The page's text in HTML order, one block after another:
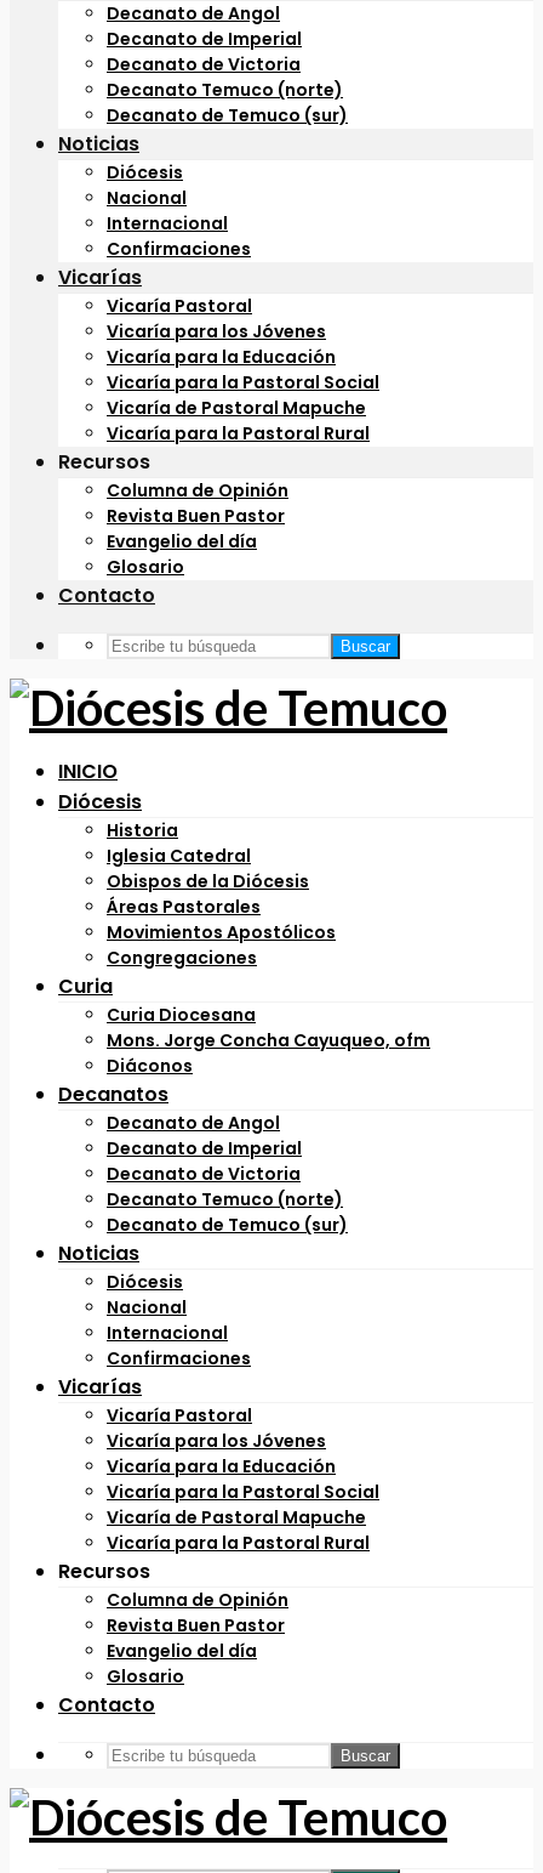
Decanato de Angol
Decanato de Imperial
Decanato de Victoria
Decanato Temuco (norte)
Decanato de Temuco (sur)
Noticias
Diócesis
Nacional
Internacional
Confirmaciones
Vicarías
Vicaría Pastoral
Vicaría para los Jóvenes
Vicaría para la Educación
Vicaría para la Pastoral Social
Vicaría de Pastoral Mapuche
Vicaría para la Pastoral Rural
Recursos
Columna de Opinión
Revista Buen Pastor
Evangelio del día
Glosario
Contacto
Buscar
INICIO
Diócesis
Historia
Iglesia Catedral
Obispos de la Diócesis
Áreas Pastorales
Movimientos Apostólicos
Congregaciones
Curia
Curia Diocesana
Mons. Jorge Concha Cayuqueo, ofm
Diáconos
Decanatos
Decanato de Angol
Decanato de Imperial
Decanato de Victoria
Decanato Temuco (norte)
Decanato de Temuco (sur)
Noticias
Diócesis
Nacional
Internacional
Confirmaciones
Vicarías
Vicaría Pastoral
Vicaría para los Jóvenes
Vicaría para la Educación
Vicaría para la Pastoral Social
Vicaría de Pastoral Mapuche
Vicaría para la Pastoral Rural
Recursos
Columna de Opinión
Revista Buen Pastor
Evangelio del día
Glosario
Contacto
Buscar